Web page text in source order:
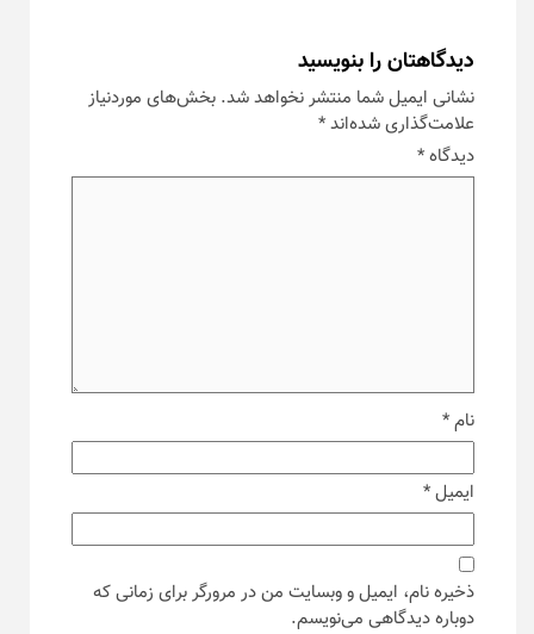
دیدگاهتان را بنویسید
نشانی ایمیل شما منتشر نخواهد شد. بخش‌های موردنیاز
علامت‌گذاری شده‌اند*
دیدگاه*
نام*
ایمیل*
ذخیره نام، ایمیل و وبسایت من در مرورگر برای زمانی که
دوباره دیدگاهی می‌نویسم.